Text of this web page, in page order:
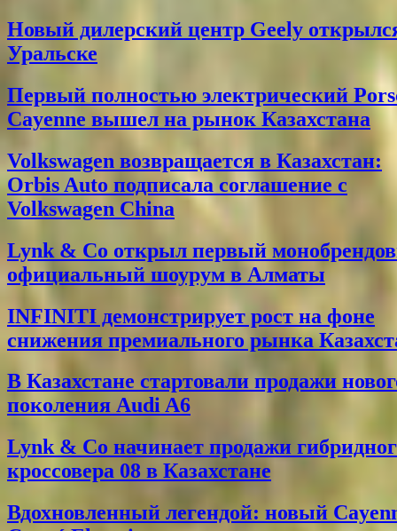
Новый дилерский центр Geely
Уральске
Первый полностью электрический
Cayenne вышел на рынок Казахстана
Volkswagen возвращается в Казахстан:
Orbis Auto подписала соглашение с
Volkswagen China
Lynk & Co открыл первый
официальный шоурум в Алматы
INFINITI демонстрирует рост на фоне
снижения премиального рынка
В Казахстане стартовали продажи
поколения Audi A6
Lynk & Co начинает продажи
кроссовера 08 в Казахстане
Вдохновленный легендой: новый